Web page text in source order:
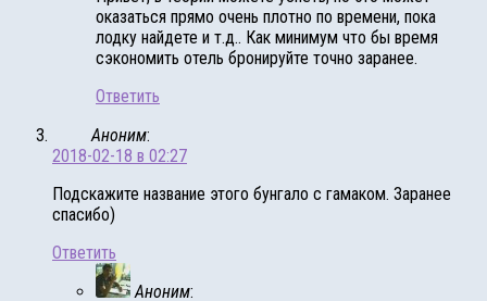
оказаться прямо очень плотно по времени, пока
лодку найдете и т.д.. Как минимум что бы время
сэкономить отель бронируйте точно заранее.
Ответить
Аноним:
2018-02-18 в 02:27
Подскажите название этого бунгало с гамаком. Заранее
спасибо)
Ответить
Аноним: